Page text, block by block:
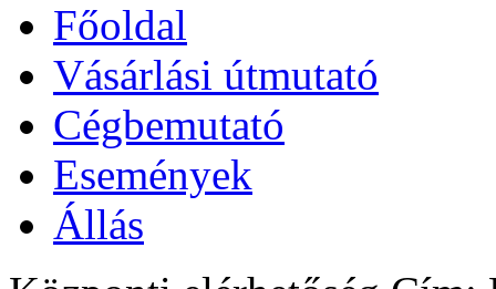
Főoldal
Vásárlási útmutató
Cégbemutató
Események
Állás